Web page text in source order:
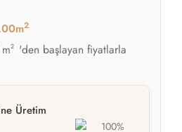
2
2 'den başlayan fiyatlarla
Üretim